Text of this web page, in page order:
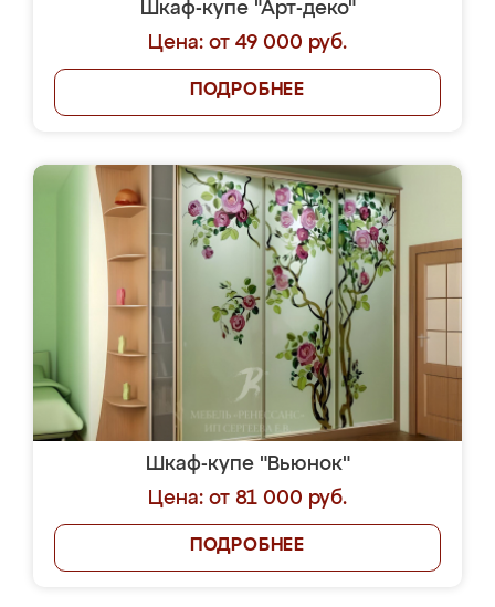
Шкаф-купе "Арт-деко"
Цена: от 49 000 руб.
ПОДРОБНЕЕ
Шкаф-купе "Вьюнок"
Цена: от 81 000 руб.
ПОДРОБНЕЕ